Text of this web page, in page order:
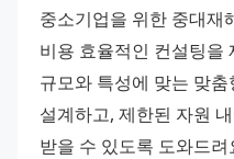
중소기업을 위한 중대재
비용 효율적인 컨설팅을
규모와 특성에 맞는 맞
설계하고, 제한된 자원
받을 수 있도록 도와드려